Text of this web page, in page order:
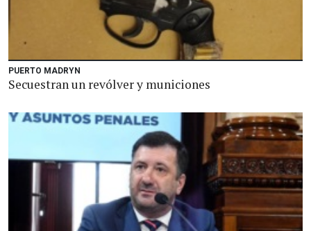
PUERTO MADRYN
Secuestran un revólver y municiones